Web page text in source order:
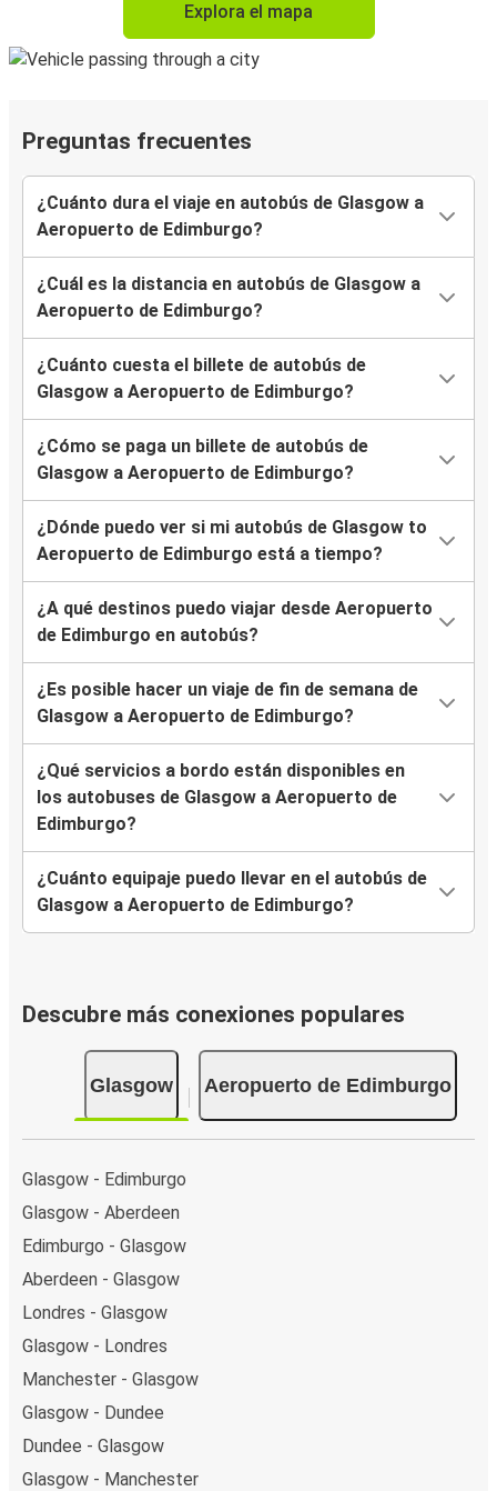
Explora el mapa
Preguntas frecuentes
¿Cuánto dura el viaje en autobús de Glasgow a
Aeropuerto de Edimburgo?
¿Cuál es la distancia en autobús de Glasgow a
Aeropuerto de Edimburgo?
¿Cuánto cuesta el billete de autobús de
Glasgow a Aeropuerto de Edimburgo?
¿Cómo se paga un billete de autobús de
Glasgow a Aeropuerto de Edimburgo?
¿Dónde puedo ver si mi autobús de Glasgow to
Aeropuerto de Edimburgo está a tiempo?
¿A qué destinos puedo viajar desde Aeropuerto
de Edimburgo en autobús?
¿Es posible hacer un viaje de fin de semana de
Glasgow a Aeropuerto de Edimburgo?
¿Qué servicios a bordo están disponibles en
los autobuses de Glasgow a Aeropuerto de
Edimburgo?
¿Cuánto equipaje puedo llevar en el autobús de
Glasgow a Aeropuerto de Edimburgo?
Descubre más conexiones populares
Glasgow Aeropuerto de Edimburgo
Glasgow - Edimburgo
Glasgow - Aberdeen
Edimburgo - Glasgow
Aberdeen - Glasgow
Londres - Glasgow
Glasgow - Londres
Manchester - Glasgow
Glasgow - Dundee
Dundee - Glasgow
Glasgow - Manchester